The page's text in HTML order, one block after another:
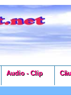
Audio - Clip